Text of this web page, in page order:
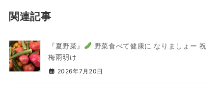
関連記事
『夏野菜』
野菜食べて健康に なりましょー 祝
梅雨明け
2026年7月20日